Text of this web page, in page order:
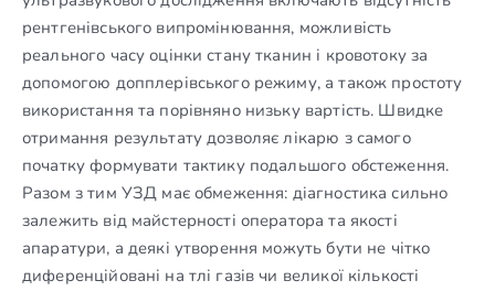
рентгенівського випромінювання, можливість
реального часу оцінки стану тканин і кровотоку за
допомогою допплерівського режиму, а також простоту
використання та порівняно низьку вартість. Швидке
отримання результату дозволяє лікарю з самого
початку формувати тактику подальшого обстеження.
Разом з тим УЗД має обмеження: діагностика сильно
залежить від майстерності оператора та якості
апаратури, а деякі утворення можуть бути не чітко
диференційовані на тлі газів чи великої кількості